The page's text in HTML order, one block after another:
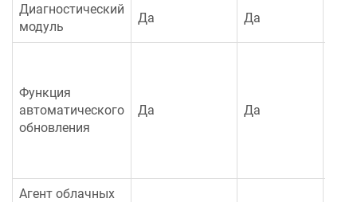
Диагностический
модуль
Да Да
Функция
автоматического
обновления
Да Да
Агент облачных